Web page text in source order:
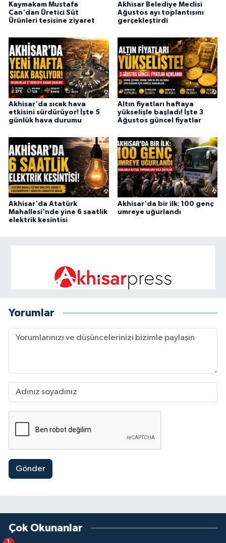
Kaymakam Mustafa
Can'dan Üretici Süt
Ürünleri tesisine ziyaret
Akhisar Belediye Meclisi
Ağustos ayı toplantısını
gerçekleştirdi
Akhisar'da sıcak hava
etkisini sürdürüyor! İşte 5
günlük hava durumu
Altın fiyatları haftaya
yükselişle başladı! İşte 3
Ağustos güncel fiyatlar
Akhisar'da Atatürk
Mahallesi'nde yine 6 saatlik
elektrik kesintisi
Akhisar'da bir ilk: 100 genç
umreye uğurlandı
Yorumlar
Gönder
Çok Okunanlar